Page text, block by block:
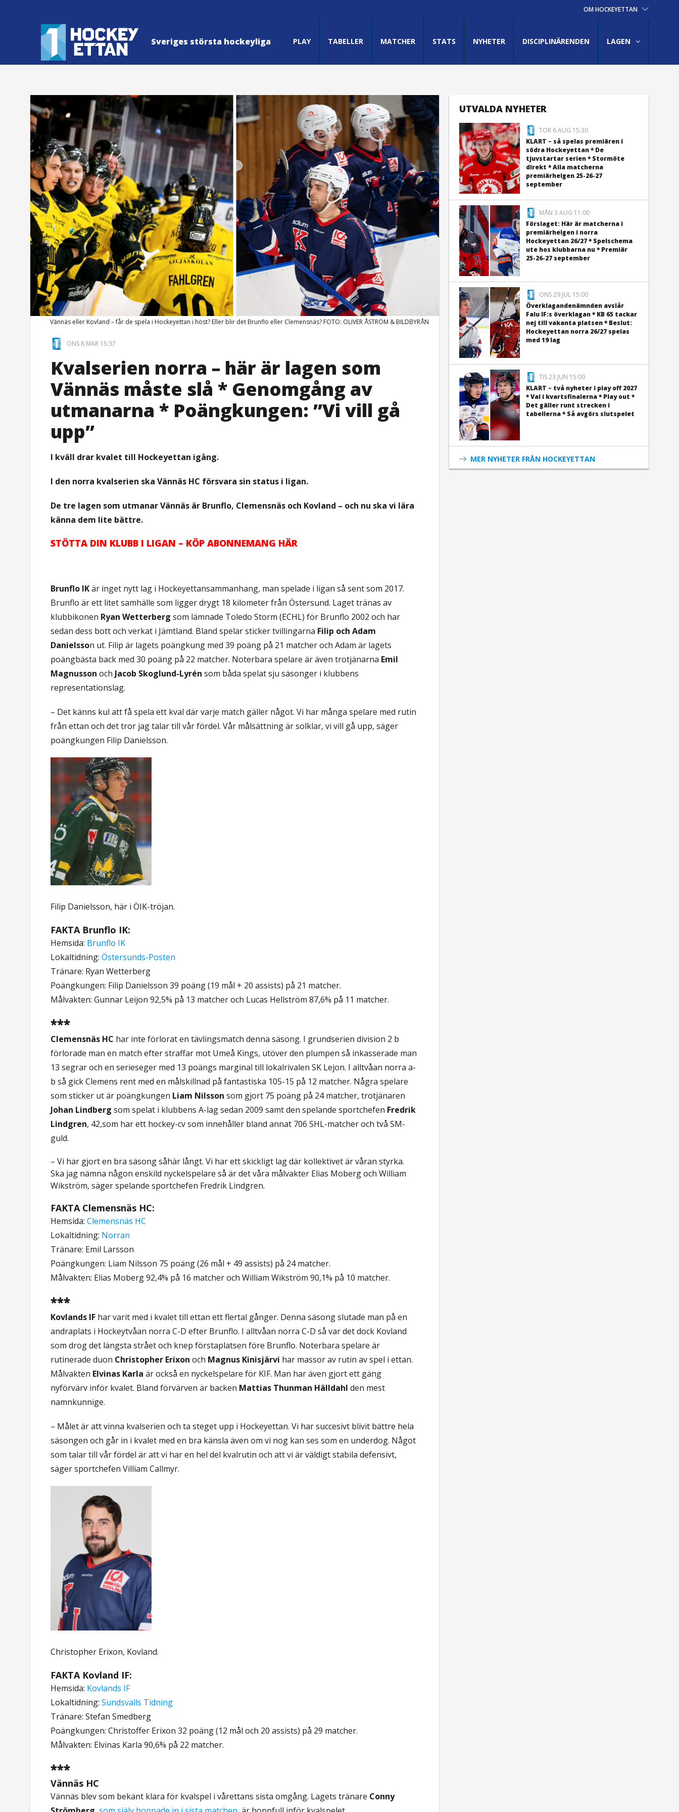
OM HOCKEYETTAN
Sveriges största hockeyliga PLAY TABELLER MATCHER STATS NYHETER DISCIPLINÄRENDEN LAGEN
Vännäs eller Kovland – får de spela i Hockeyettan i höst? Eller blir det Brunflo eller Clemensnäs? FOTO: OLIVER ÅSTRÖM & BILDBYRÅN
ONS 8 MAR 15:37
Kvalserien norra – här är lagen som
Vännäs måste slå * Genomgång av
utmanarna * Poängkungen: ”Vi vill gå
upp”
I kväll drar kvalet till Hockeyettan igång.
I den norra kvalserien ska Vännäs HC försvara sin status i ligan.
De tre lagen som utmanar Vännäs är Brunflo, Clemensnäs och Kovland – och nu ska vi lära
känna dem lite bättre.
STÖTTA DIN KLUBB I LIGAN – KÖP ABONNEMANG HÄR
Brunflo IKär inget nytt lag i Hockeyettansammanhang, man spelade i ligan så sent som 2017.
Brunflo är ett litet samhälle som ligger drygt 18 kilometer från Östersund. Laget tränas av
klubbikonen Ryan Wetterberg som lämnade Toledo Storm (ECHL) för Brunflo 2002 och har
sedan dess bott och verkat i Jämtland. Bland spelar sticker tvillingarna Filip och Adam
Danielsson ut. Filip är lagets poängkung med 39 poäng på 21 matcher och Adam är lagets
poängbästa back med 30 poäng på 22 matcher. Noterbara spelare är även trotjänarna Emil
Magnusson och Jacob Skoglund-Lyrén som båda spelat sju säsonger i klubbens
representationslag.
– Det känns kul att få spela ett kval där varje match gäller något. Vi har många spelare med rutin
från ettan och det tror jag talar till vår fördel. Vår målsättning är solklar, vi vill gå upp, säger
poängkungen Filip Danielsson.
Filip Danielsson, här i ÖIK-tröjan.
FAKTA Brunflo IK:
Hemsida: Brunflo IK
Lokaltidning:Östersunds-Posten
Tränare: Ryan Wetterberg
Poängkungen: Filip Danielsson 39 poäng (19 mål + 20 assists) på 21 matcher.
Målvakten: Gunnar Leijon 92,5% på 13 matcher och Lucas Hellström 87,6% på 11 matcher.
***
Clemensnäs HC har inte förlorat en tävlingsmatch denna säsong. I grundserien division 2 b
förlorade man en match efter straffar mot Umeå Kings, utöver den plumpen så inkasserade man
13 segrar och en serieseger med 13 poängs marginal till lokalrivalen SK Lejon. I alltvåan norra a-
b så gick Clemens rent med en målskillnad på fantastiska 105-15 på 12 matcher. Några spelare
som sticker ut är poängkungen Liam Nilsson som gjort 75 poäng på 24 matcher, trotjänaren
Johan Lindberg som spelat i klubbens A-lag sedan 2009 samt den spelande sportchefen Fredrik
Lindgren, 42,som har ett hockey-cv som innehåller bland annat 706 SHL-matcher och två SM-
guld.
– Vi har gjort en bra säsong såhär långt. Vi har ett skickligt lag där kollektivet är våran styrka.
Ska jag nämna någon enskild nyckelspelare så är det våra målvakter Elias Moberg och William
Wikström, säger spelande sportchefen Fredrik Lindgren.
FAKTA Clemensnäs HC:
Hemsida:Clemensnäs HC
Lokaltidning: Norran
Tränare: Emil Larsson
Poängkungen: Liam Nilsson 75 poäng (26 mål + 49 assists) på 24 matcher.
Målvakten: Elias Moberg 92,4% på 16 matcher och William Wikström 90,1% på 10 matcher.
***
Kovlands IF har varit med i kvalet till ettan ett flertal gånger. Denna säsong slutade man på en
andraplats i Hockeytvåan norra C-D efter Brunflo. I alltvåan norra C-D så var det dock Kovland
som drog det längsta strået och knep förstaplatsen före Brunflo. Noterbara spelare är
rutinerade duon Christopher Erixonoch Magnus Kinisjärvi har massor av rutin av spel i ettan.
Målvakten Elvinas Karla är också en nyckelspelare för KIF. Man har även gjort ett gäng
nyförvärv inför kvalet. Bland förvärven är backen Mattias Thunman Hälldahlden mest
namnkunnige.
– Målet är att vinna kvalserien och ta steget upp i Hockeyettan. Vi har succesivt blivit bättre hela
säsongen och går in i kvalet med en bra känsla även om vi nog kan ses som en underdog. Något
som talar till vår fördel är att vi har en hel del kvalrutin och att vi är väldigt stabila defensivt,
säger sportchefen Villiam Callmyr.
Christopher Erixon, Kovland.
FAKTA Kovland IF:
Hemsida: Kovlands IF
Lokaltidning:Sundsvalls Tidning
Tränare: Stefan Smedberg
Poängkungen: Christoffer Erixon 32 poäng (12 mål och 20 assists) på 29 matcher.
Målvakten: Elvinas Karla 90,6% på 22 matcher.
***
Vännäs HC
Vännäs blev som bekant klara för kvalspel i vårettans sista omgång. Lagets tränare Conny
UTVALDA NYHETER
TOR 6 AUG 15:30
KLART – så spelas premiären i
södra Hockeyettan * De
tjuvstartar serien * Stormöte
direkt * Alla matcherna
premiärhelgen 25-26-27
september
MÅN 3 AUG 11:00
Förslaget: Här är matcherna i
premiärhelgen i norra
Hockeyettan 26/27 * Spelschema
ute hos klubbarna nu * Premiär
25-26-27 september
ONS 29 JUL 15:00
Överklagandenämnden avslår
Falu IF:s överklagan * KB 65 tackar
nej till vakanta platsen * Beslut:
Hockeyettan norra 26/27 spelas
med 19 lag
TIS 23 JUN 15:00
KLART – två nyheter i play off 2027
* Val i kvartsfinalerna * Play out *
Det gäller runt strecken i
tabellerna * Så avgörs slutspelet
MER NYHETER FRÅN HOCKEYETTAN